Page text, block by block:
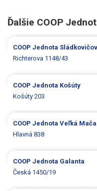
Ďalšie COOP
COOP Jednota
Richterova 1148/43
COOP Jednota Košúty
Košúty 203
COOP JednotaVeľká Mača
Hlavná 838
COOP Jednota Galanta
Česká 1450/19